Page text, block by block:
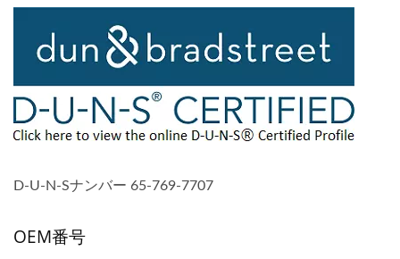
D-U-N-Sナンバー 65-769-7707
OEM番号